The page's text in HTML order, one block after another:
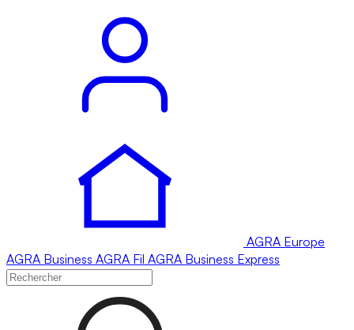
AGRA Europe
AGRA Business AGRA Fil AGRA Business Express